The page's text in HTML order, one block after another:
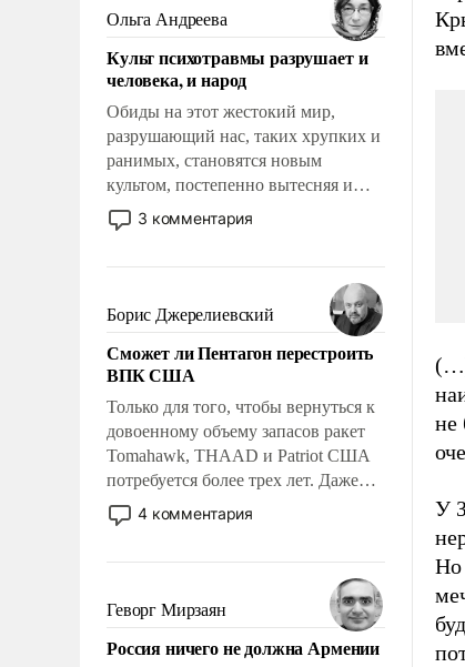
Ольга Андреева
Культ психотравмы разрушает и
человека, и народ
Обиды на этот жестокий мир,
разрушающий нас, таких хрупких и
ранимых, становятся новым
культом, постепенно вытесняя и
отменяя традиционное требование к
человеку – быть мужественным и
на себя ответственность, помогать
слабым, идти вперед и
адаптироваться.
3 комментария
Борис Джерелиевский
Сможет ли Пентагон перестроить
ВПК США
Только для того, чтобы вернуться к
довоенному объему запасов ракет
Tomahawk, THAAD и Patriot США
потребуется более трех лет. Даже
небольшая война с Ираном
опустошила американские
уязвимости США, например, перед
Китаем.
4 комментария
Геворг Мирзаян
Россия ничего не должна Армении
(…)
не
У
Но